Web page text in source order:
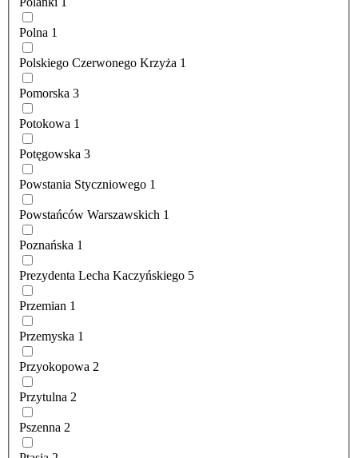
Polna 1
Polskiego Czerwonego Krzyża 1
Pomorska 3
Potokowa 1
Potęgowska 3
Powstania Styczniowego 1
Powstańców Warszawskich 1
Poznańska 1
Prezydenta Lecha Kaczyńskiego 5
Przemian 1
Przemyska 1
Przyokopowa 2
Przytulna 2
Pszenna 2